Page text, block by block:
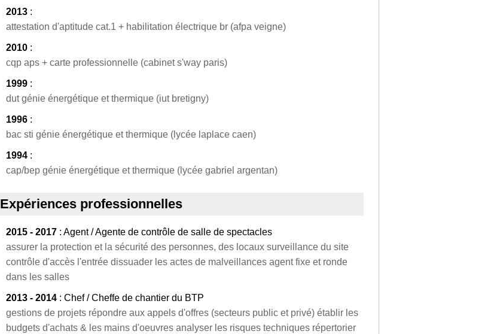
2013 :
attestation d'aptitude cat.1 + habilitation électrique br (afpa veigne)
2010 :
cqp aps + carte professionnelle (cabinet s'way paris)
1999 :
dut génie énergétique et thermique (iut bretigny)
1996 :
bac sti génie énergétique et thermique (lycée laplace caen)
1994 :
cap/bep génie énergétique et thermique (lycée gabriel argentan)
Expériences professionnelles
2015 - 2017 : Agent / Agente de contrôle de salle de spectacles
assurer la protection et la sécurité des personnes, des locaux surveillance du site
contrôle d'accès l'entrée dissuader les actes de malveillances agent fixe et ronde
dans les salles
2013 - 2014 : Chef / Cheffe de chantier du BTP
gestions de projets répondre aux appels d'offres (secteurs public et privé) établir les
budgets d'achats & les mains d'oeuvres analyser les risques techniques répertorier